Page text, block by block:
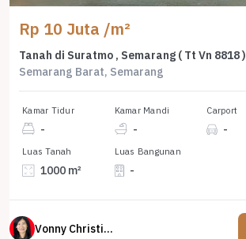
Rp 10 Juta /m²
Tanah di Suratmo , Semarang ( Tt Vn 8818 )
Semarang Barat, Semarang
Kamar Tidur
-
Kamar Mandi
-
Carport
-
Luas Tanah
1000 m²
Luas Bangunan
-
Vonny Christina